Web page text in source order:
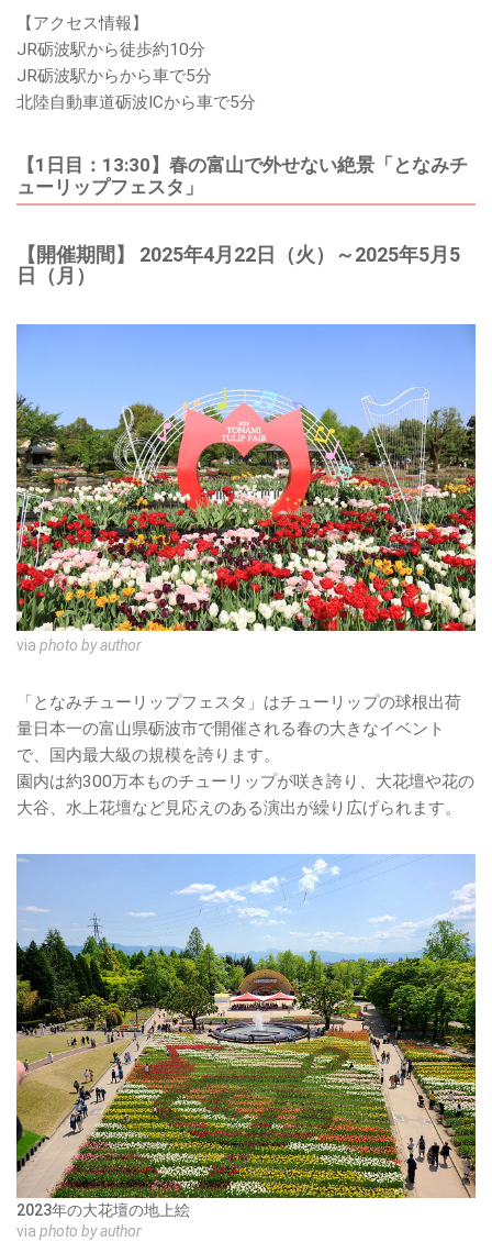
【アクセス情報】
JR砺波駅から徒歩約10分
JR砺波駅からから車で5分
北陸自動車道砺波ICから車で5分
【1日目：13:30】春の富山で外せない絶景「となみチ
ューリップフェスタ」
【開催期間】 2025年4月22日（火）～2025年5月5
日（月）
via photo by author
「となみチューリップフェスタ」はチューリップの球根出荷
量日本一の富山県砺波市で開催される春の大きなイベント
で、国内最大級の規模を誇ります。
園内は約300万本ものチューリップが咲き誇り、大花壇や花の
大谷、水上花壇など見応えのある演出が繰り広げられます。
2023年の大花壇の地上絵
via photo by author